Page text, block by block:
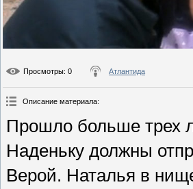
Просмотры: 0 Атлантида
Описание материала:
Прошло больше трех
Наденьку должны
Верой. Наталья в